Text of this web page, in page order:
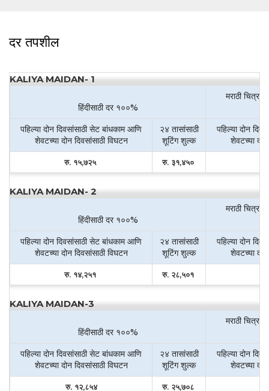
दर तपशील
KALIYA MAIDAN- 1
हिंदीसाठी दर १००%
मराठी
पहिल्या दोन दिवसांसाठी सेट बांधकाम आणि
शेवटच्या दोन दिवसांसाठी विघटन
२४ तासांसाठी
शूटिंग शुल्क
पहिल्या दोन
शेवटच्या
रु. १५,७२५ रु. ३१,४५०
KALIYA MAIDAN- 2
हिंदीसाठी दर १००%
मराठी
पहिल्या दोन दिवसांसाठी सेट बांधकाम आणि
शेवटच्या दोन दिवसांसाठी विघटन
२४ तासांसाठी
शूटिंग शुल्क
पहिल्या दोन
शेवटच्या
रु. १४,२५१ रु. २८,५०१
KALIYA MAIDAN-3
हिंदीसाठी दर १००%
मराठी
पहिल्या दोन दिवसांसाठी सेट बांधकाम आणि
शेवटच्या दोन दिवसांसाठी विघटन
२४ तासांसाठी
शूटिंग शुल्क
पहिल्या दोन
शेवटच्या
रु. १२,८५४ रु. २५,७०८